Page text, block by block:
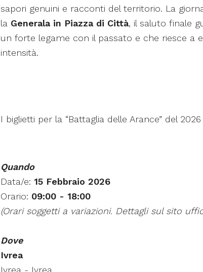
sapori genuini e racconti del territorio. La
la Generala in Piazza di Città, il saluto finale
un forte legame con il passato e che riesce a
intensità.
I biglietti per la “Battaglia delle Arance” del
Quando
Data/e: 15 Febbraio 2026
Orario: 09:00 - 18:00
(Orari soggetti a variazioni. Dettagli sul sito
Dove
Ivrea
Ivrea - Ivrea